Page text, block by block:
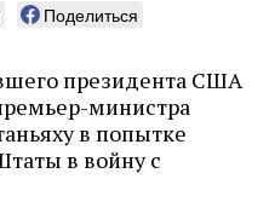
Поделиться
президента США
министра
в попытке
в войну с